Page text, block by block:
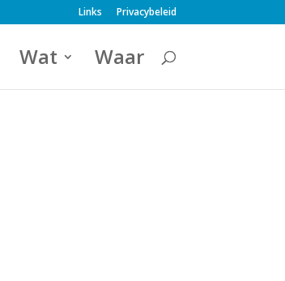
Links Privacybeleid
Wat Waar